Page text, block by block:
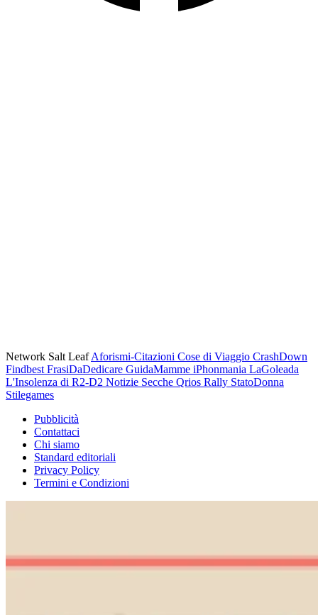
Network Salt LeafAforismi-Citazioni Cose di Viaggio CrashDown
Findbest FrasiDaDedicare GuidaMamme iPhonmania LaGoleada
L'Insolenza di R2-D2 Notizie Secche Qrios Rally StatoDonna
Stilegames
Pubblicità
Contattaci
Chi siamo
Standard editoriali
Privacy Policy
Termini e Condizioni